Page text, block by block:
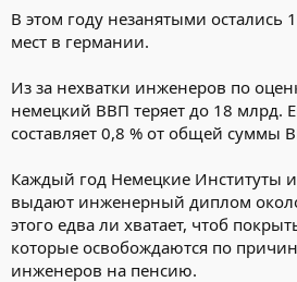
В этом году незанятыми
мест в германии.
Из за нехватки инженеров по
немецкий ВВП теряет до 18 млрд.
составляет 0,8 % от общей суммы
Каждый год Немецкие Институты
выдают инженерный диплом
этого едва ли хватает, чтоб
которые освобождаются по
инженеров на пенсию.